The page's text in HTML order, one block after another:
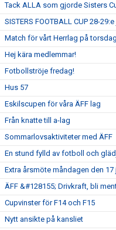
Tack ALLA som gjorde Sisters
SISTERS FOOTBALL CUP 28-
Match för vårt Herrlag på
Hej kära medlemmar!
Fotbollströje fredag!
Hus 57
Eskilscupen för våra ÄFF lag
Från knatte till a-lag
Sommarlovsaktiviteter med ÄFF
En stund fylld av fotboll och
Extra årsmöte måndagen den
ÄFF &#128155; Drivkraft, bli
Cupvinster för F14 och F15
Nytt ansikte på kansliet